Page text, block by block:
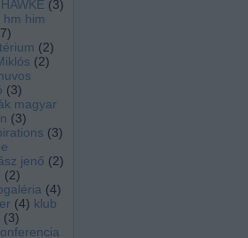
HAWKE (3)
hm him
)
(2)
(2)
(3)
magyar
(3)
(3)
jenő (2)
(2)
(4)
(4) klub
(3)